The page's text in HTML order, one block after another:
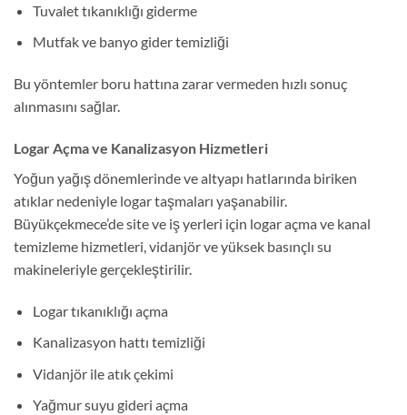
Tuvalet tıkanıklığı giderme
Mutfak ve banyo gider temizliği
Bu yöntemler boru hattına zarar vermeden hızlı sonuç
alınmasını sağlar.
Logar Açma ve Kanalizasyon Hizmetleri
Yoğun yağış dönemlerinde ve altyapı hatlarında biriken
atıklar nedeniyle logar taşmaları yaşanabilir.
Büyükçekmece’de site ve iş yerleri için logar açma ve kanal
temizleme hizmetleri, vidanjör ve yüksek basınçlı su
makineleriyle gerçekleştirilir.
Logar tıkanıklığı açma
Kanalizasyon hattı temizliği
Vidanjör ile atık çekimi
Yağmur suyu gideri açma